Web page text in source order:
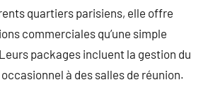
quartiers parisiens, elle offre
commerciales qu’une simple
packages incluent la gestion du
à des salles de réunion.